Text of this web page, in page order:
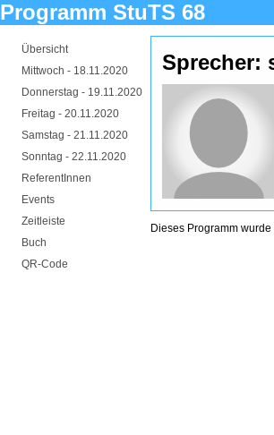
Programm StuTS 68
Übersicht
Mittwoch - 18.11.2020
Donnerstag - 19.11.2020
Freitag - 20.11.2020
Samstag - 21.11.2020
Sonntag - 22.11.2020
ReferentInnen
Events
Zeitleiste
Buch
QR-Code
Sprecher:
Dieses Programm